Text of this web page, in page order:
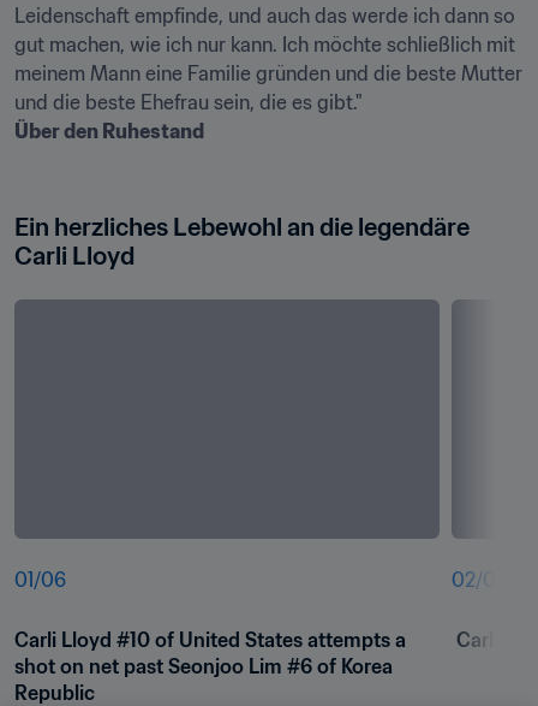
Leidenschaft empfinde, und auch das werde ich dann so
gut machen, wie ich nur kann. Ich möchte schließlich mit
meinem Mann eine Familie gründen und die beste Mutter
Über den Ruhestand
Ein herzliches Lebewohl an die legendäre
Carli Lloyd
01 /06
Carli Lloyd #10 of United States attempts a
shot on net past Seonjoo Lim #6 of Korea
Republic
02/06
Carli